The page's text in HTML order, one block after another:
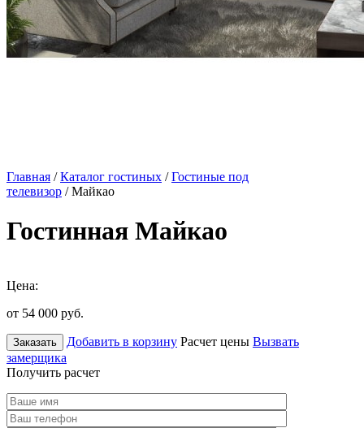
Главная /Каталог гостиных /Гостиные под
телевизор / Майкао
Гостинная Майкао
Цена:
от 54 000 руб.
Заказать Добавить в корзину Расчет цены Вызвать
замерщика
Получить расчет